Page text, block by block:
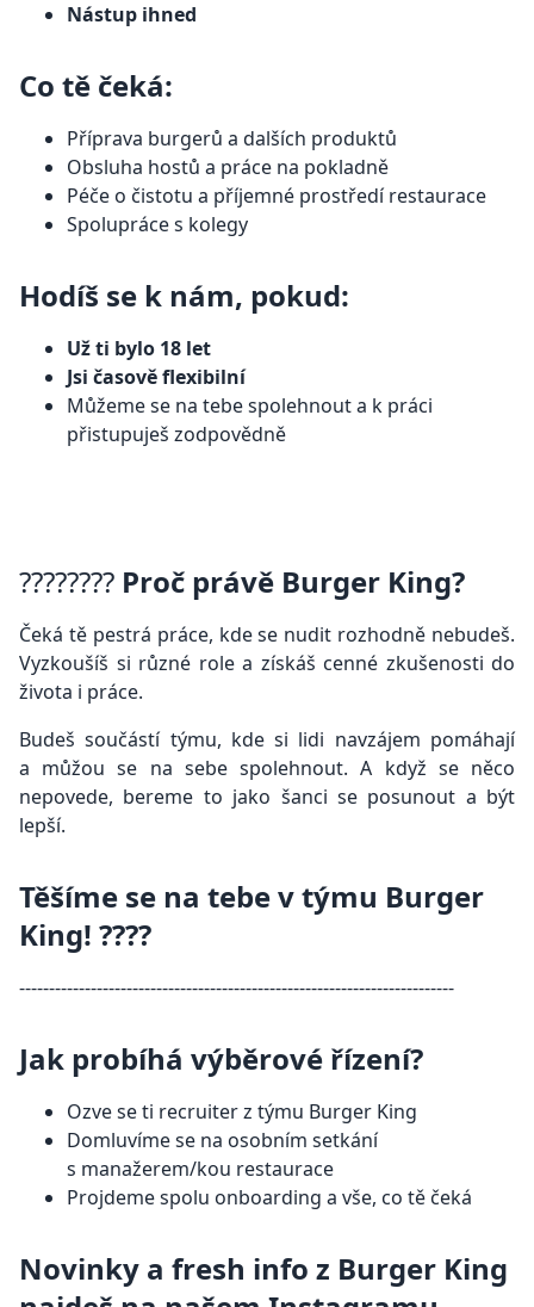
Nástup ihned
Co tě čeká:
Příprava burgerů a dalších produktů
Obsluha hostů a práce na pokladně
Péče o čistotu a příjemné prostředí restaurace
Spolupráce s kolegy
Hodíš se k nám, pokud:
Už ti bylo 18 let
Jsi časově flexibilní
Můžeme se na tebe spolehnout a k práci
přistupuješ zodpovědně
???????? Proč právě Burger King?
Čeká tě pestrá práce, kde se nudit rozhodně nebudeš.
Vyzkoušíš si různé role a získáš cenné zkušenosti do
života i práce.
Budeš součástí týmu, kde si lidi navzájem pomáhají
a můžou se na sebe spolehnout. A když se něco
nepovede, bereme to jako šanci se posunout a být
lepší.
Těšíme se na tebe v týmu Burger
King! ????
-------------------------------------------------------------------------
Jak probíhá výběrové řízení?
Ozve se ti recruiter z týmu Burger King
Domluvíme se na osobním setkání
s manažerem/kou restaurace
Projdeme spolu onboarding a vše, co tě čeká
Novinky a fresh info z Burger King